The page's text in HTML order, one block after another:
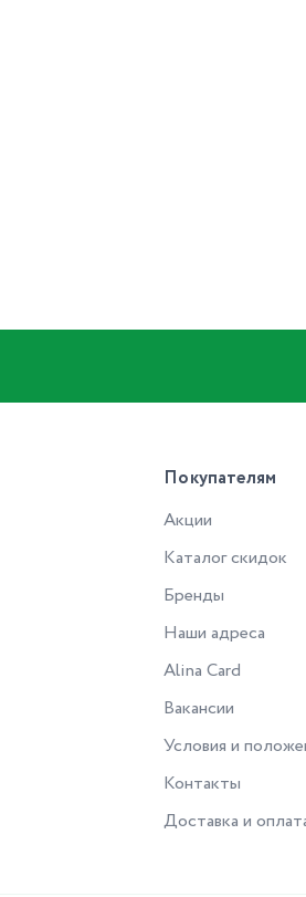
Покупателям
Акции
Каталог скидок
Бренды
Наши адреса
Alina Card
Вакансии
Условия и
Контакты
Доставка и